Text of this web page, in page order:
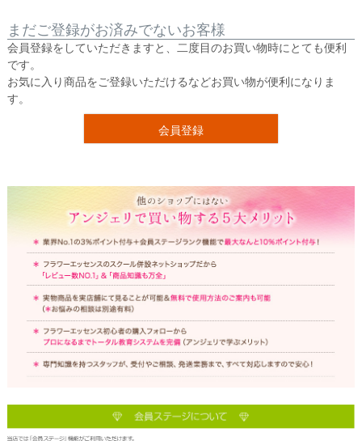
まだご登録がお済みでないお客様
会員登録をしていただきますと、二度目のお買い物時にとても便利
です。
お気に入り商品をご登録いただけるなどお買い物が便利になりま
す。
会員登録